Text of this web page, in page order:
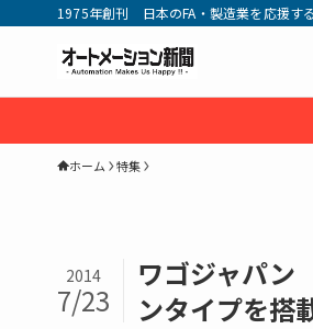
1975年創刊 日本のFA・製造業を応援す
ホーム 特集
ワゴジャパ
ンタイプを搭
2014
7/23